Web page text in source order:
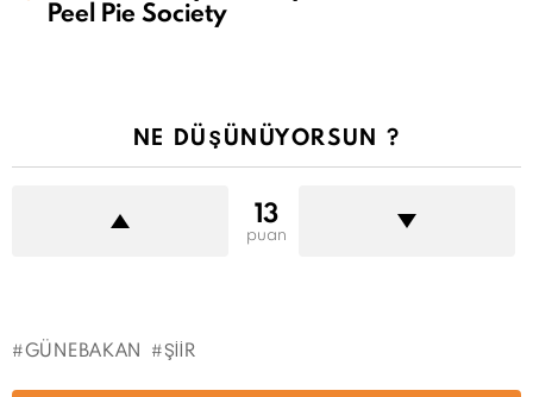
Peel Pie Society
NE DÜŞÜNÜYORSUN ?
13
puan
GÜNEBAKAN ŞIIR